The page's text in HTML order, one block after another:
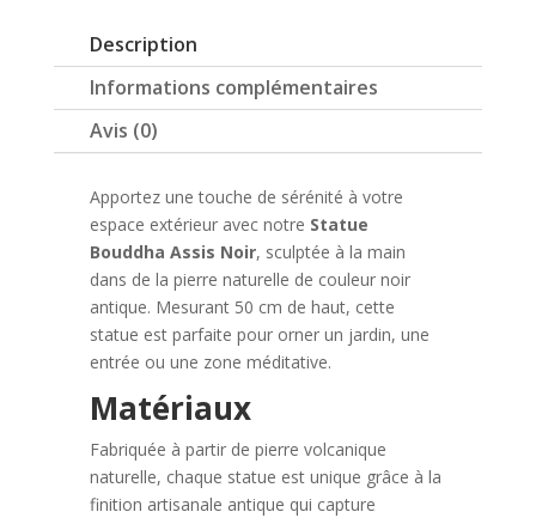
50cm
noir
antique
Description
Informations complémentaires
Avis (0)
Apportez une touche de sérénité à votre
espace extérieur avec notre Statue
Bouddha Assis Noir, sculptée à la main
dans de la pierre naturelle de couleur noir
antique. Mesurant 50 cm de haut, cette
statue est parfaite pour orner un jardin, une
entrée ou une zone méditative.
Matériaux
Fabriquée à partir de pierre volcanique
naturelle, chaque statue est unique grâce à la
finition artisanale antique qui capture